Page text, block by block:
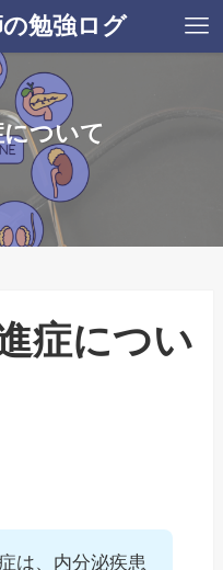
勉強ログ
ついて
症につい
は、内分泌疾患